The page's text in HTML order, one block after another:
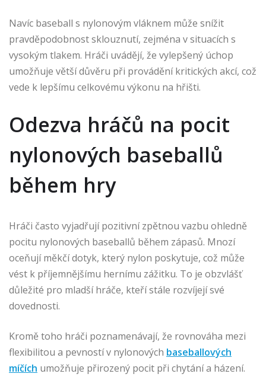
Navíc baseball s nylonovým vláknem může snížit
pravděpodobnost sklouznutí, zejména v situacích s
vysokým tlakem. Hráči uvádějí, že vylepšený úchop
umožňuje větší důvěru při provádění kritických akcí, což
vede k lepšímu celkovému výkonu na hřišti.
Odezva hráčů na pocit
nylonových baseballů
během hry
Hráči často vyjadřují pozitivní zpětnou vazbu ohledně
pocitu nylonových baseballů během zápasů. Mnozí
oceňují měkčí dotyk, který nylon poskytuje, což může
vést k příjemnějšímu hernímu zážitku. To je obzvlášť
důležité pro mladší hráče, kteří stále rozvíjejí své
dovednosti.
Kromě toho hráči poznamenávají, že rovnováha mezi
flexibilitou a pevností v nylonových baseballových
míčích umožňuje přirozený pocit při chytání a házení.